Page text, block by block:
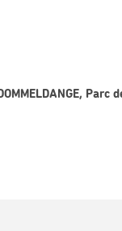
Parc